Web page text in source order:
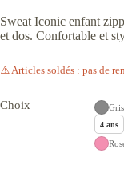
Sweat Iconic enfant
et dos. Confortable et
⚠️ Articles soldés : pas de
Choix Gris
4 ans